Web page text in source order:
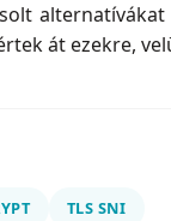
alternatívákat
át ezekre,
TLS SNI